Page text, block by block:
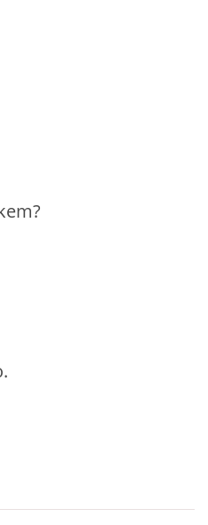
PODZIM,ZIMA
JARO